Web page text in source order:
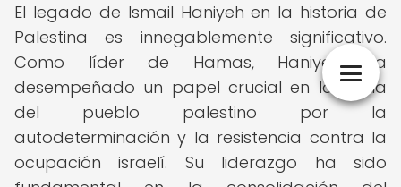
El legado de Ismail Haniyeh en la historia de
Palestina es innegablemente significativo.
Como líder de Hamas, Haniyeh ha
desempeñado un papel crucial en la lucha
del pueblo palestino por la
autodeterminación y la resistencia contra la
ocupación israelí. Su liderazgo ha sido